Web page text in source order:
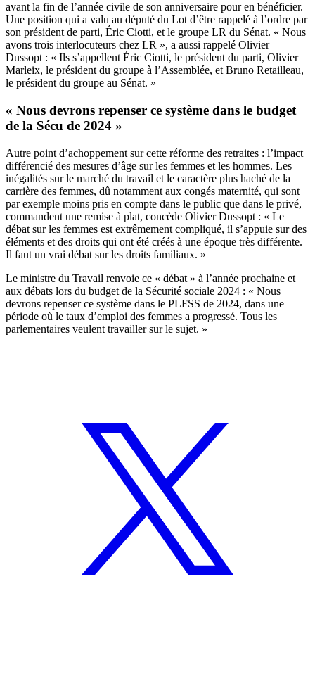
avant la fin de l’année civile de son anniversaire pour en bénéficier.
Une position qui a valu au député du Lot d’être rappelé à l’ordre par
son président de parti, Éric Ciotti, et le groupe LR du Sénat. « Nous
avons trois interlocuteurs chez LR », a aussi rappelé Olivier
Dussopt : « Ils s’appellent Éric Ciotti, le président du parti, Olivier
Marleix, le président du groupe à l’Assemblée, et Bruno Retailleau,
le président du groupe au Sénat. »
« Nous devrons repenser ce système dans le budget
de la Sécu de 2024 »
Autre point d’achoppement sur cette réforme des retraites : l’impact
différencié des mesures d’âge sur les femmes et les hommes. Les
inégalités sur le marché du travail et le caractère plus haché de la
carrière des femmes, dû notamment aux congés maternité, qui sont
par exemple moins pris en compte dans le public que dans le privé,
commandent une remise à plat, concède Olivier Dussopt : « Le
débat sur les femmes est extrêmement compliqué, il s’appuie sur des
éléments et des droits qui ont été créés à une époque très différente.
Il faut un vrai débat sur les droits familiaux. »
Le ministre du Travail renvoie ce « débat » à l’année prochaine et
aux débats lors du budget de la Sécurité sociale 2024 : « Nous
devrons repenser ce système dans le PLFSS de 2024, dans une
période où le taux d’emploi des femmes a progressé. Tous les
parlementaires veulent travailler sur le sujet. »